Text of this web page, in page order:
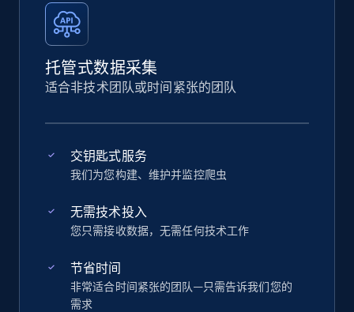
托管式数据采集
适合非技术团队或时间紧张的团队
交钥匙式服务
我们为您构建、维护并监控爬虫
无需技术投入
您只需接收数据，无需任何技术工作
节省时间
非常适合时间紧张的团队—只需告诉我们您的
需求